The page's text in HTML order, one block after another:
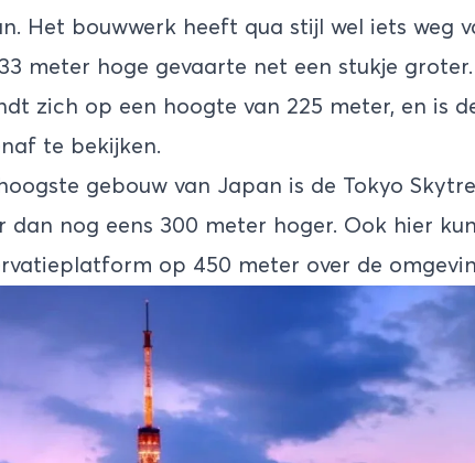
Het bouwwerk heeft qua stijl wel iets weg
meter hoge gevaarte net een stukje
zich op een hoogte van 225 meter, en is
te bekijken.
gebouw van Japan is de Tokyo
dan nog eens 300 meter hoger. Ook hier
op 450 meter over de